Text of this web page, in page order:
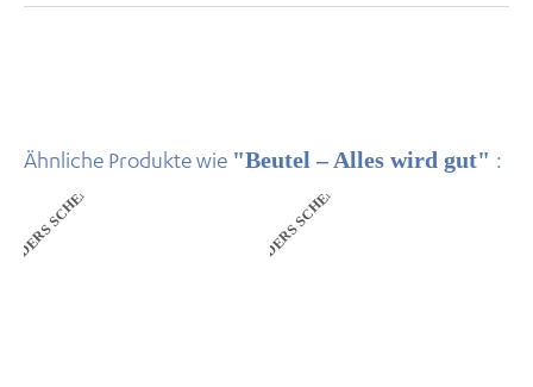
Ähnliche Produkte wie "Beutel – Alles wird gut" :
ANDERS SCHENKEN
Dieses
Produkt
ANDERS SCHENKEN
Dieses
Produkt